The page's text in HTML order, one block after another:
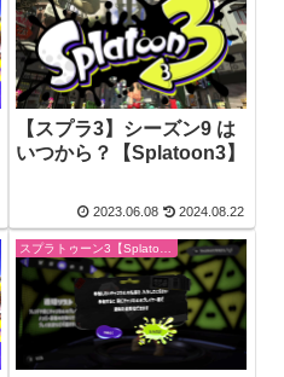
【スプラ3】シーズン9 は
いつから？【Splatoon3】
2023.06.08 2024.08.22
スプラトゥーン3【Splatoon3】